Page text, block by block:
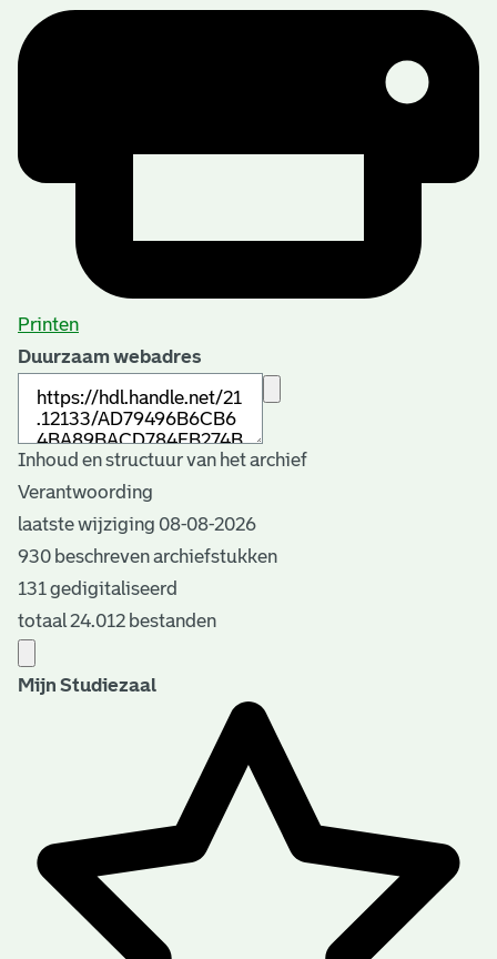
Printen
Duurzaam webadres
Inhoud en structuur van het archief
Verantwoording
laatste wijziging 08-08-2026
930 beschreven archiefstukken
131 gedigitaliseerd
totaal 24.012 bestanden
Mijn Studiezaal